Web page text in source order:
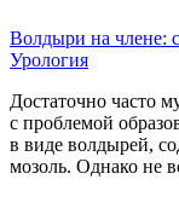
Волдыри на члене:
Урология
Достаточно часто
с проблемой
в виде волдырей,
мозоль. Однако не